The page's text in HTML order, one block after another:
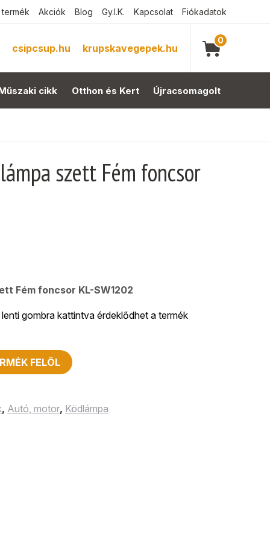
Akciók Blog Gy.I.K. Kapcsolat Fiókadatok
csipcsup.hu krupskavegepek.hu
0
cikk Otthon és Kert Újracsomagolt
szett Fém foncsor
Fém foncsor KL-SW1202
gombra kattintva érdeklődhet a termék
FELÖL
, Autó, motor, Ködlámpa